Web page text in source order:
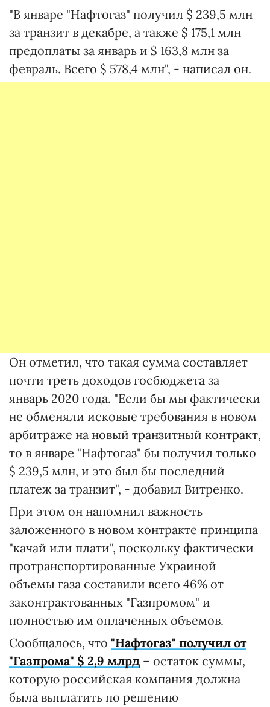
"В январе "Нафтогаз" получил $ 239,5 млн
за транзит в декабре, а также $ 175,1 млн
предоплаты за январь и $ 163,8 млн за
февраль. Всего $ 578,4 млн", - написал он.
Он отметил, что такая сумма составляет
почти треть доходов госбюджета за
январь 2020 года. "Если бы мы фактически
не обменяли исковые требования в новом
арбитраже на новый транзитный контракт,
то в январе "Нафтогаз" бы получил только
$ 239,5 млн, и это был бы последний
платеж за транзит", - добавил Витренко.
При этом он напомнил важность
заложенного в новом контракте принципа
"качай или плати", поскольку фактически
протранспортированные Украиной
объемы газа составили всего 46% от
законтрактованных "Газпромом" и
полностью им оплаченных объемов.
Сообщалось, что "Нафтогаз" получил от
"Газпрома" $ 2,9 млрд – остаток суммы,
которую российская компания должна
была выплатить по решению